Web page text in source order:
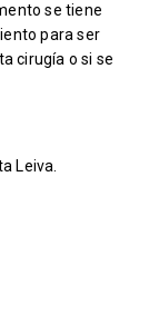
se tiene
para ser
cirugía o si se
Leiva.